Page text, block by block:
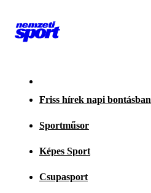
Friss hírek napi bontásban
Sportműsor
Képes Sport
Csupasport